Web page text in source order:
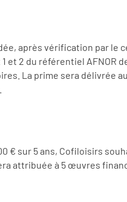
après vérification par le
2 du référentiel AFNOR
La prime sera délivrée
€ sur 5 ans, Cofiloisirs
attribuée à 5 œuvres